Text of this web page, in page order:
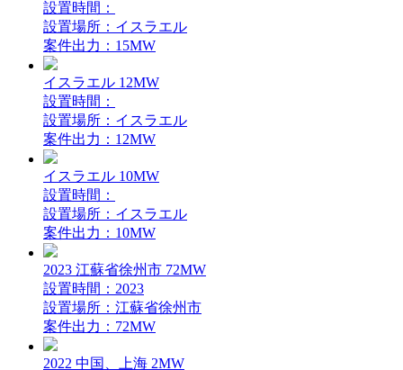
設置時間：
設置場所：イスラエル
案件出力：15MW
イスラエル 12MW
設置時間：
設置場所：イスラエル
案件出力：12MW
イスラエル 10MW
設置時間：
設置場所：イスラエル
案件出力：10MW
2023 江蘇省徐州市 72MW
設置時間：2023
設置場所：江蘇省徐州市
案件出力：72MW
2022 中国、上海 2MW